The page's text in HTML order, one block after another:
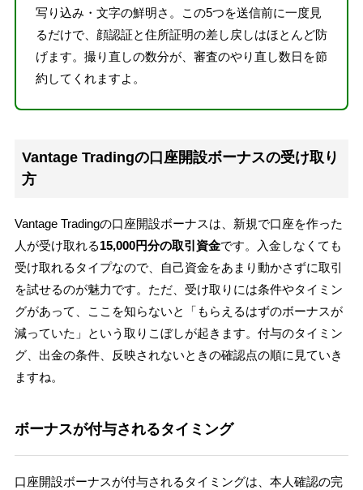
写り込み・文字の鮮明さ。この5つを送信前に一度見
るだけで、顔認証と住所証明の差し戻しはほとんど防
げます。撮り直しの数分が、審査のやり直し数日を節
約してくれますよ。
Vantage Tradingの口座開設ボーナスの受け取り
方
Vantage Tradingの口座開設ボーナスは、新規で口座を作った
人が受け取れる15,000円分の取引資金です。入金しなくても
受け取れるタイプなので、自己資金をあまり動かさずに取引
を試せるのが魅力です。ただ、受け取りには条件やタイミン
グがあって、ここを知らないと「もらえるはずのボーナスが
減っていた」という取りこぼしが起きます。付与のタイミン
グ、出金の条件、反映されないときの確認点の順に見ていき
ますね。
ボーナスが付与されるタイミング
口座開設ボーナスが付与されるタイミングは、本人確認の完